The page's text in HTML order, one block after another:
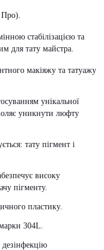
Про).
стабілізацією та
для тату майстра.
макіяжу та татуажу
унікальної
уникнути люфту
тату пігмент і
високу
пігменту.
пластику.
марки 304L.